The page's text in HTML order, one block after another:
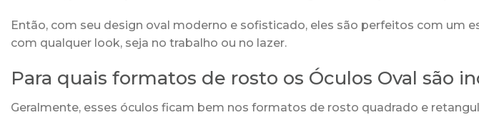
Então, com seu design oval moderno e sofisticado, eles são perfeitos com um
com qualquer look, seja no trabalho ou no lazer.
Para quais formatos de rosto os Óculos Oval são
Geralmente, esses óculos ficam bem nos formatos de rosto quadrado e